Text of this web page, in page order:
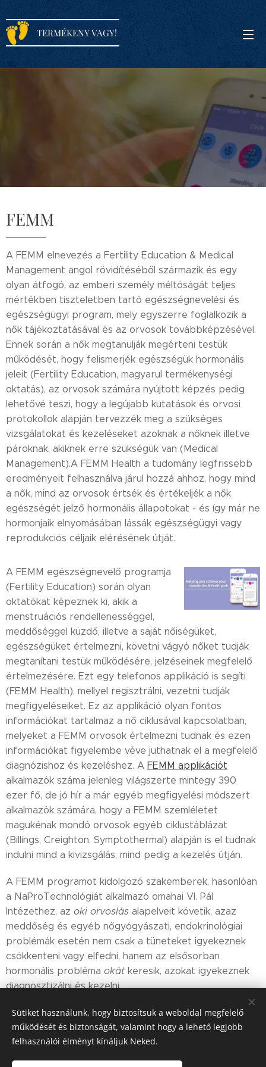
TERMÉKENY VAGY!
FEMM
A FEMM elnevezés a Fertility Education & Medical
Management angol rövidítéséből származik és egy
olyan átfogó, az emberi személy méltóságát teljes
mértékben tiszteletben tartó egészségnevelési és
egészségügyi program, mely egyszerre foglalkozik a
nők tájékoztatásával és az orvosok továbbképzésével.
Ennek során a nők megtanulják megérteni testük
működését, hogy felismerjék egészségük hormonális
jeleit (Fertility Education, magyarul termékenységi
oktatás), az orvosok számára nyújtott képzés pedig
lehetővé teszi, hogy a legújabb kutatások és orvosi
protokollok alapján tervezzék meg a szükséges
vizsgálatokat és kezeléseket azoknak a nőknek illetve
pároknak, akiknek erre szükségük van (Medical
Management).A FEMM Health a tudomány legfrissebb
eredményeit felhasználva járul hozzá ahhoz, hogy mind
a nők, mind az orvosok értsék és értékeljék a nők
egészségét jelző hormonális állapotokat - és így már ne
hormonjaik elnyomásában lássák egészségügyi vagy
reprodukciós céljaik elérésének útját.
A FEMM egészségnevelő programja
(Fertility Education) során olyan
oktatókat képeznek ki, akik a
menstruációs rendellenességgel,
meddőséggel küzdő, illetve a saját nőiségüket,
egészségüket értelmezni, követni vágyó nőket tudják
megtanítani testük működésére, jelzéseinek megfelelő
értelmezésére. Ezt egy telefonos applikáció is segíti
(FEMM Health), mellyel regisztrálni, vezetni tudják
megfigyeléseiket. Ez az applikáció olyan fontos
információkat tartalmaz a nő ciklusával kapcsolatban,
melyeket a FEMM orvosok értelmezni tudnak és ezen
információkat figyelembe véve juthatnak el a megfelelő
diagnózishoz és kezeléshez. A FEMM applikációt
alkalmazók száma jelenleg világszerte mintegy 390
ezer fő, de jó hír a már egyéb megfigyelési módszert
alkalmazók számára, hogy a FEMM szemléletet
magukénak mondó orvosok egyéb ciklustáblázat
(Billings, Creighton, Symptothermal) alapján is el tudnak
indulni mind a kivizsgálás, mind pedig a kezelés útján.
A FEMM programot kidolgozó szakemberek, hasonlóan
a NaProTechnológiát alkalmazó omahai VI. Pál
Intézethez, az oki orvoslás alapelveit követik, azaz
meddőség és egyéb nőgyógyászati, endokrinológiai
problémák esetén nem csak a tüneteket igyekeznek
csökkenteni vagy elfedni, hanem az elsősorban
hormonális probléma okát keresik, azokat igyekeznek
diagnosztizálni és kezelni.
FEMMHealth oktatóképzésnegyedévente elérhető,
akinek azonban az applikáció használatával
kapcsolatosan vannak kérdései, azokat
Sütiket használunk, hogy biztosítsuk a weboldal megfelelő
működését és biztonságát, valamint hogy a lehető legjobb
felhasználói élményt kínáljuk Neked.